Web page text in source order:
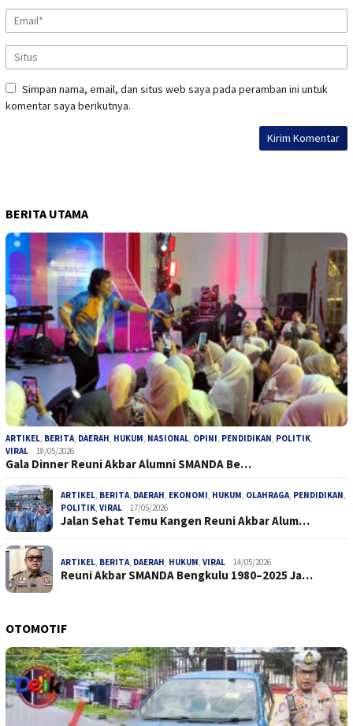
Simpan nama, email, dan situs web saya pada peramban ini untuk
komentar saya berikutnya.
BERITA UTAMA
ARTIKEL BERITA DAERAH HUKUM NASIONAL OPINI PENDIDIKAN POLITIK
VIRAL
18/05/2026
Gala Dinner Reuni Akbar Alumni SMANDA Be…
ARTIKEL BERITA DAERAH EKONOMI HUKUM OLAHRAGA PENDIDIKAN
POLITIK VIRAL 17/05/2026
Jalan Sehat Temu Kangen Reuni Akbar Alum…
ARTIKEL BERITA DAERAH HUKUM VIRAL 14/05/2026
Reuni Akbar SMANDA Bengkulu 1980–2025 Ja…
OTOMOTIF